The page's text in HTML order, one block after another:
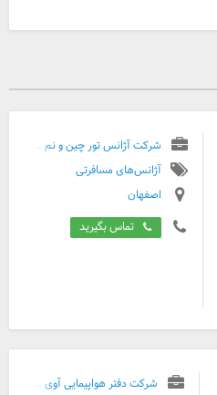
شرکت آژانس تور چین و نم ...
آژانس‌های مسافرتی
اصفهان
تماس بگیرید
شرکت دفتر هواپیمایی آوی ...